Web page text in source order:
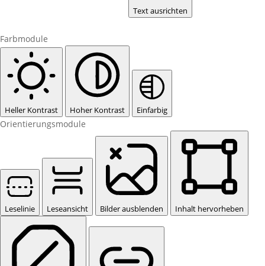
Text ausrichten
Farbmodule
Heller Kontrast Hoher Kontrast Einfarbig
Orientierungsmodule
Leselinie Leseansicht Bilder ausblenden Inhalt hervorheben